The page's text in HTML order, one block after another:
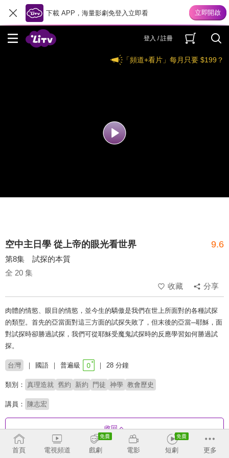
下載 APP，海量影劇免登入立即看
登入 / 註冊
「頻道+看片」每月只要 $199？
空中主日學 從上帝的眼光看世界 9.6
第8集 試探的本質
全 20 集
收藏
分享
肉體的情慾、眼目的情慾，並今生的驕傲是我們在世上所面對的各種試探
的類型。首先的亞當面對這三方面的試探失敗了，但末後的亞當─耶穌，面
對試探時卻勝過試探，我們可從耶穌受魔鬼試探時的反應學習如何勝過試
探。
台灣 國語 普遍級 28 分鐘
類別： 真理造就 舊約 新約 門徒 神學 教會歷史
講員： 陳志宏
收回
首頁 電視頻道 戲劇 電影 短劇 更多